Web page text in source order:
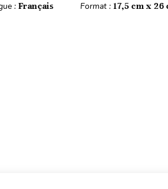
:Français Format : 17,5 cm x 26